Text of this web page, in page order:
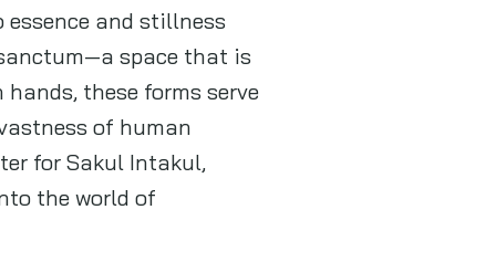
and stillness
space that is
these forms serve
of human
for Sakul Intakul,
the world of